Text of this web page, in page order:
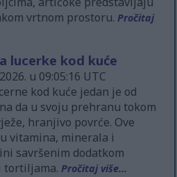
vrtnom prostoru.Pročitaj
lucerke kod kuće
u 09:05:16 UTC
kod kuće jedan je od
da u svoju prehranu tokom
hranjivo povrće. Ove
vitamina, minerala i
savršenim dodatkom
tortiljama.Pročitaj više...